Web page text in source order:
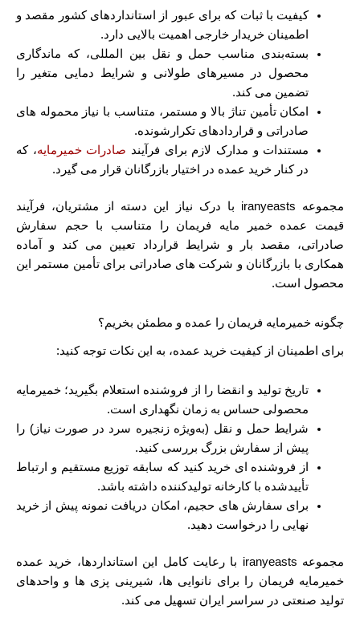
کیفیت با ثبات که برای عبور از استانداردهای کشور مقصد و
اطمینان خریدار خارجی اهمیت بالایی دارد.
بسته‌بندی مناسب حمل ‌و نقل بین‌ المللی، که ماندگاری
محصول در مسیرهای طولانی و شرایط دمایی متغیر را
تضمین می ‌کند.
امکان تأمین تناژ بالا و مستمر، متناسب با نیاز محموله‌ های
صادراتی و قراردادهای تکرارشونده.
مستندات و مدارک لازم برای فرآیند صادرات خمیرمایه، که
در کنار خرید عمده در اختیار بازرگانان قرار می ‌گیرد.
مجموعه iranyeasts با درک نیاز این دسته از مشتریان، فرآیند
قیمت عمده خمیر مایه فریمان را متناسب با حجم سفارش
صادراتی، مقصد بار و شرایط قرارداد تعیین می‌ کند و آماده
همکاری با بازرگانان و شرکت ‌های صادراتی برای تأمین مستمر این
محصول است.
چگونه خمیرمایه فریمان را عمده و مطمئن بخریم؟
برای اطمینان از کیفیت خرید عمده، به این نکات توجه کنید:
تاریخ تولید و انقضا را از فروشنده استعلام بگیرید؛ خمیرمایه
محصولی حساس به زمان نگهداری است.
شرایط حمل و نقل (به‌ویژه زنجیره سرد در صورت نیاز) را
پیش از سفارش بزرگ بررسی کنید.
از فروشنده‌ ای خرید کنید که سابقه توزیع مستقیم و ارتباط
تأیید‌شده با کارخانه تولیدکننده داشته باشد.
برای سفارش ‌های حجیم، امکان دریافت نمونه پیش از خرید
نهایی را درخواست دهید.
مجموعه iranyeasts با رعایت کامل این استانداردها، خرید عمده
خمیرمایه فریمان را برای نانوایی ‌ها، شیرینی ‌پزی‌ ها و واحدهای
تولید صنعتی در سراسر ایران تسهیل می‌ کند.